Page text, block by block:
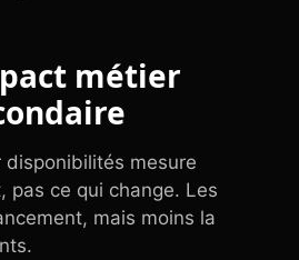
métier
mesure
pas ce qui change. Les
mais moins la